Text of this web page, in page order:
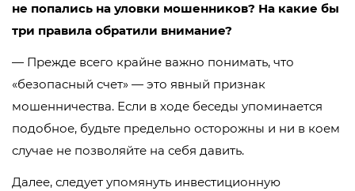
не попались на уловки мошенников? На какие бы
три правила обратили внимание?
— Прежде всего крайне важно понимать, что
«безопасный счет» — это явный признак
мошенничества. Если в ходе беседы упоминается
подобное, будьте предельно осторожны и ни в коем
случае не позволяйте на себя давить.
Далее, следует упомянуть инвестиционную